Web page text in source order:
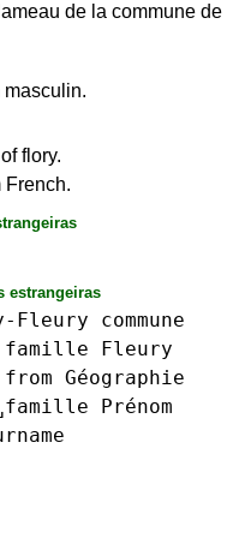
de la commune de
masculin.
flory.
French.
estrangeiras
Fleury
commune
famille
Fleury
from Géographie
Prénom